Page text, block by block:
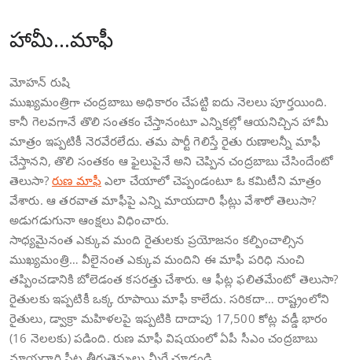
హామీ…మాఫీ
మోహన్ రుషి
ముఖ్యమంత్రిగా చంద్రబాబు అధికారం చేపట్టి ఐదు నెలలు పూర్తయింది.
కానీ గెలవగానే తొలి సంతకం చేస్తానంటూ ఎన్నికల్లో ఆయనిచ్చిన హామీ
మాత్రం ఇప్పటికీ నెరవేరలేదు. తమ పార్టీ గెలిస్తే రైతు రుణాలన్నీ మాఫీ
చేస్తానని, తొలి సంతకం ఆ ఫైలుపైనే అని చెప్పిన చంద్రబాబు చేసిందేంటో
తెలుసా? రుణ మాఫీ ఎలా చేయాలో చెప్పండంటూ ఓ కమిటీని మాత్రం
వేశారు. ఆ తరవాత మాఫీపై ఎన్ని మాయదారి ఫీట్లు వేశారో తెలుసా?
అడుగడుగునా ఆంక్షలు విధించారు.
సాధ్యమైనంత ఎక్కువ మంది రైతులకు ప్రయోజనం కల్పించాల్సిన
ముఖ్యమంత్రి… వీలైనంత ఎక్కువ మందిని ఈ మాఫీ పరిధి నుంచి
తప్పించడానికి బోలెడంత కసరత్తు చేశారు. ఆ ఫీట్ల ఫలితమేంటో తెలుసా?
రైతులకు ఇప్పటికీ ఒక్క రూపాయి మాఫీ కాలేదు. సరికదా… రాష్ట్రంలోని
రైతులు, డ్వాక్రా మహిళలపై ఇప్పటికి దాదాపు 17,500 కోట్ల వడ్డీ భారం
(16 నెలలకు) పడింది. రుణ మాఫీ విషయంలో ఏపీ సీఎం చంద్రబాబు